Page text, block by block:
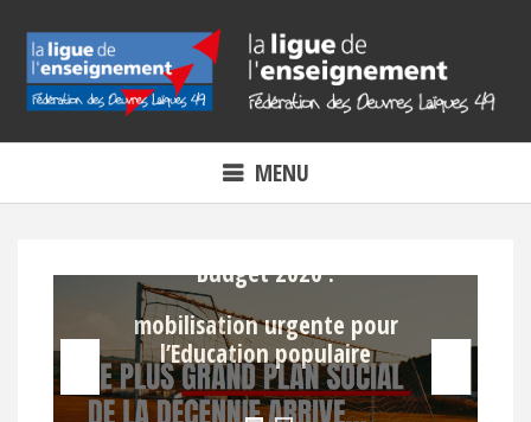
content
MENU
Budget 2026 :
mobilisation urgente pour
l’Education populaire